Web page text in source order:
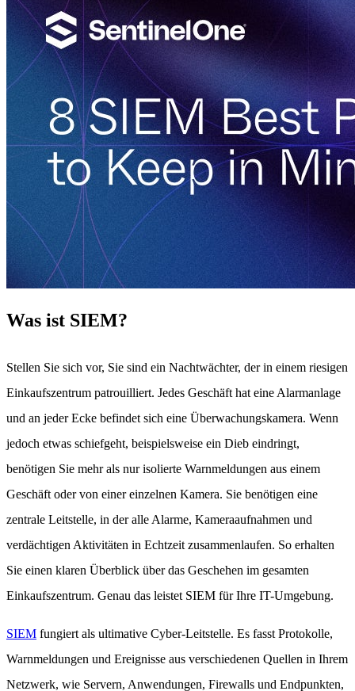
Was ist SIEM?
Stellen Sie sich vor, Sie sind ein Nachtwächter, der in einem riesigen
Einkaufszentrum patrouilliert. Jedes Geschäft hat eine Alarmanlage
und an jeder Ecke befindet sich eine Überwachungskamera. Wenn
jedoch etwas schiefgeht, beispielsweise ein Dieb eindringt,
benötigen Sie mehr als nur isolierte Warnmeldungen aus einem
Geschäft oder von einer einzelnen Kamera. Sie benötigen eine
zentrale Leitstelle, in der alle Alarme, Kameraaufnahmen und
verdächtigen Aktivitäten in Echtzeit zusammenlaufen. So erhalten
Sie einen klaren Überblick über das Geschehen im gesamten
Einkaufszentrum. Genau das leistet SIEM für Ihre IT-Umgebung.
SIEM fungiert als ultimative Cyber-Leitstelle. Es fasst Protokolle,
Warnmeldungen und Ereignisse aus verschiedenen Quellen in Ihrem
Netzwerk, wie Servern, Anwendungen, Firewalls und Endpunkten,